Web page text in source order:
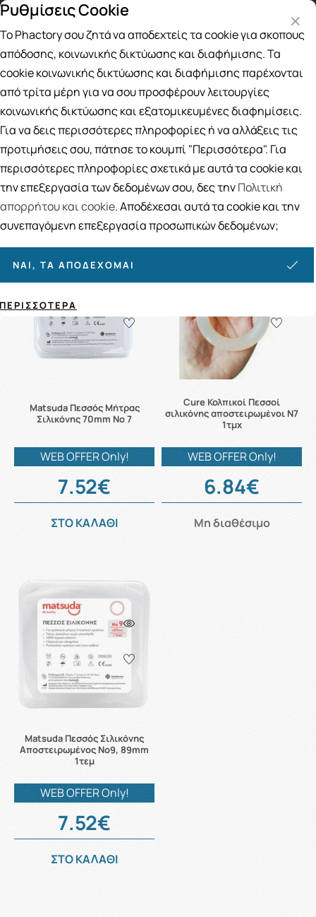
Δωρεάν μεταφορικά για αγορές άνω των
Αναζήτηση
Αρχική / ΓΥΝΑΙΚΑ / Υγιεινή / Κολπικοί Πεσσοί
Κολπικοί Πεσσοί
3ΠΡΟΪΟΝΤΑ
Ταξινόμηση Προβολή
Matsuda Πεσσός Μήτρας
Σιλικόνης 70mm No 7
WEB OFFER Only!
7.52€
ΣΤΟ ΚΑΛΑΘΙ
Cure Κολπικοί Πεσσοί
σιλικόνης αποστειρωμένοι N7
1τμχ
WEB OFFER Only!
6.84€
Μη διαθέσιμο
Matsuda Πεσσός Σιλικόνης
Αποστειρωμένος Νo9, 89mm
1τεμ
WEB OFFER Only!
7.52€
ΣΤΟ ΚΑΛΑΘΙ
Ρυθμίσεις Cookie
Το Phactory σου ζητά να αποδεχτείς τα cookie για σκοπούς
απόδοσης, κοινωνικής δικτύωσης και διαφήμισης. Τα
cookie κοινωνικής δικτύωσης και διαφήμισης παρέχονται
από τρίτα μέρη για να σου προσφέρουν λειτουργίες
κοινωνικής δικτύωσης και εξατομικευμένες διαφημίσεις.
Για να δεις περισσότερες πληροφορίες ή να αλλάξεις τις
προτιμήσεις σου, πάτησε το κουμπί "Περισσότερα". Για
περισσότερες πληροφορίες σχετικά με αυτά τα cookie και
την επεξεργασία των δεδομένων σου, δες τηνΠολιτική
απορρήτου και cookie. Αποδέχεσαι αυτά τα cookie και την
συνεπαγόμενη επεξεργασία προσωπικών δεδομένων;
ΝΑΙ, ΤΑ ΑΠΟΔΈΧΟΜΑΙ
ΠΕΡΙΣΣΌΤΕΡΑ